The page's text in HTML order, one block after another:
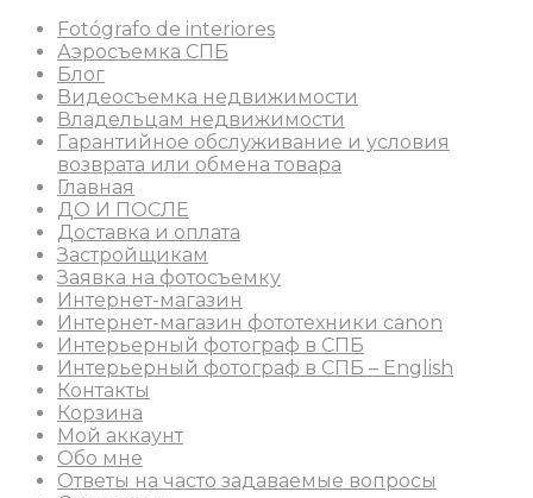
Fotógrafo de interiores
Аэросъемка СПБ
Блог
Видеосъемка недвижимости
Владельцам недвижимости
Гарантийное обслуживание и условия
возврата или обмена товара
Главная
ДО И ПОСЛЕ
Доставка и оплата
Застройщикам
Заявка на фотосъемку
Интернет-магазин
Интернет-магазин фототехники canon
Интерьерный фотограф в СПБ
Интерьерный фотограф в СПБ – English
Контакты
Корзина
Мой аккаунт
Обо мне
Ответы на часто задаваемые вопросы